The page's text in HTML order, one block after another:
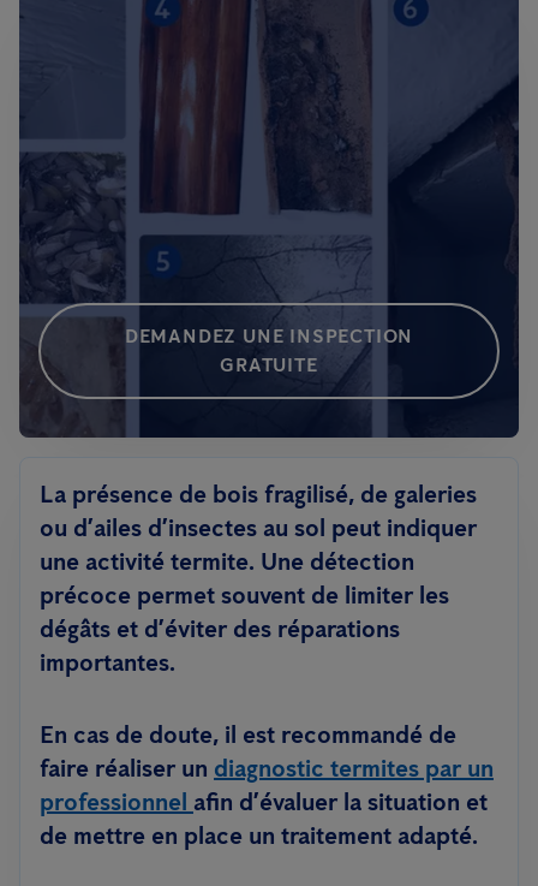
DEMANDEZ UNE INSPECTION
GRATUITE
La présence de bois fragilisé, de galeries
ou d’ailes d’insectes au sol peut indiquer
une activité termite. Une détection
précoce permet souvent de limiter les
dégâts et d’éviter des réparations
importantes.
En cas de doute, il est recommandé de
faire réaliser un diagnostic termites par un
professionnel afin d’évaluer la situation et
de mettre en place un traitement adapté.